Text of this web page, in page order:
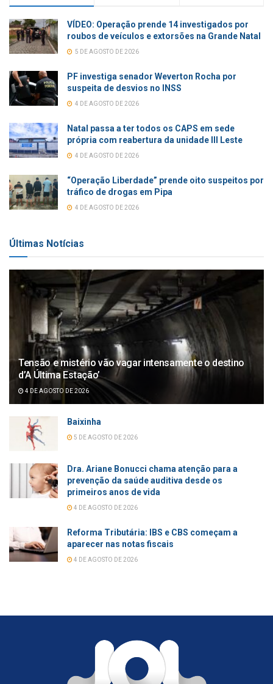
VÍDEO: Operação prende 14 investigados por
roubos de veículos e extorsões na Grande Natal
5 DE AGOSTO DE 2026
PF investiga senador Weverton Rocha por
suspeita de desvios no INSS
4 DE AGOSTO DE 2026
Natal passa a ter todos os CAPS em sede
própria com reabertura da unidade III Leste
4 DE AGOSTO DE 2026
“Operação Liberdade” prende oito suspeitos por
tráfico de drogas em Pipa
4 DE AGOSTO DE 2026
Últimas Notícias
Tensão e mistério vão vagar intensamente o destino
d’A Última Estação’
4 DE AGOSTO DE 2026
Baixinha
5 DE AGOSTO DE 2026
Dra. Ariane Bonucci chama atenção para a
prevenção da saúde auditiva desde os
primeiros anos de vida
4 DE AGOSTO DE 2026
Reforma Tributária: IBS e CBS começam a
aparecer nas notas fiscais
4 DE AGOSTO DE 2026